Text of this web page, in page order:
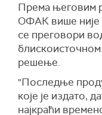
Према његовим
ОФАК више није
се преговори
решење.
"Последње
које је издато,
најкраћи